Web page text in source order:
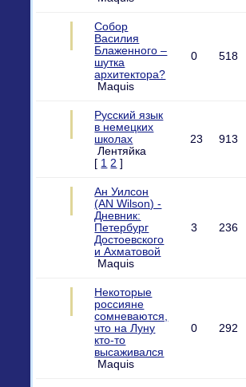
Собор
Василия
Блаженного –
шутка
архитектора?
Maquis
0 518
Русский язык
в немецких
школах
Лентяйка
[ 1 2 ]
23 913
Ан Уилсон
(AN Wilson) -
Дневник:
Петербург
Достоевского
и Ахматовой
Maquis
3 236
Некоторые
россияне
сомневаются,
что на Луну
кто-то
высаживался
Maquis
0 292